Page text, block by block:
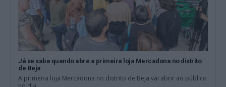
Já se sabe quando abre a primeira loja Mercadona no distrito
de Beja
A primeira loja Mercadona no distrito de Beja vai abrir ao público